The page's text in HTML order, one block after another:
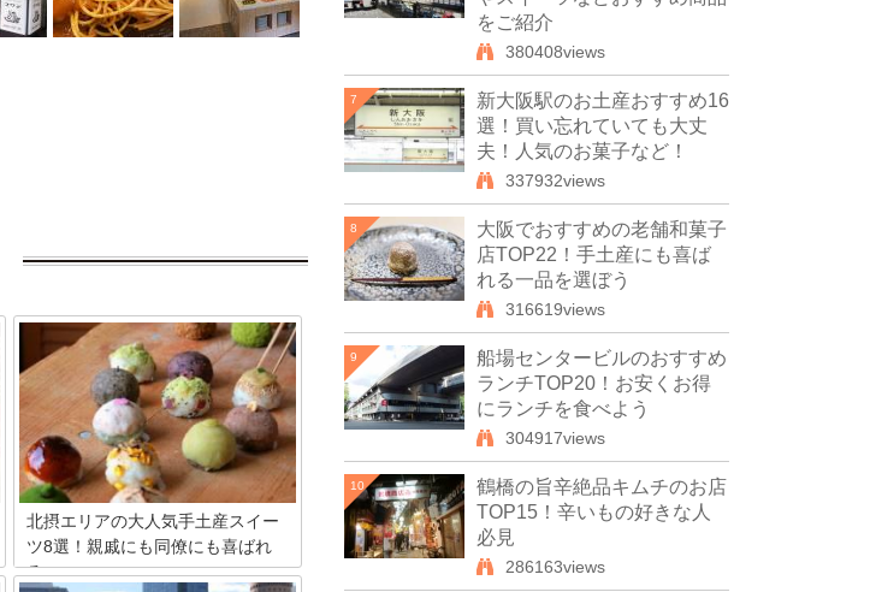
北摂エリアの大人気手土産スイー
ツ8選！親戚にも同僚にも喜ばれ
る♪
をご紹介
380408views
7
新大阪駅のお土産おすすめ16
選！買い忘れていても大丈
夫！人気のお菓子など！
337932views
8
大阪でおすすめの老舗和菓子
店TOP22！手土産にも喜ば
れる一品を選ぼう
316619views
9
船場センタービルのおすすめ
ランチTOP20！お安くお得
にランチを食べよう
304917views
10
鶴橋の旨辛絶品キムチのお店
TOP15！辛いもの好きな人
必見
286163views